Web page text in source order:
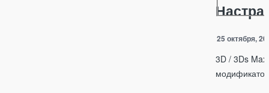
25 октября,
3D / 3Ds